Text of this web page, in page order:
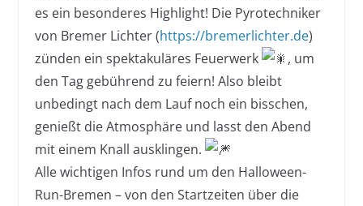
es ein besonderes Highlight! Die Pyrotechniker
von Bremer Lichter (https://bremerlichter.de)
zünden ein spektakuläres Feuerwerk
, um
den Tag gebührend zu feiern! Also bleibt
unbedingt nach dem Lauf noch ein bisschen,
genießt die Atmosphäre und lasst den Abend
mit einem Knall ausklingen.
Alle wichtigen Infos rund um den Halloween-
Run-Bremen – von den Startzeiten über die